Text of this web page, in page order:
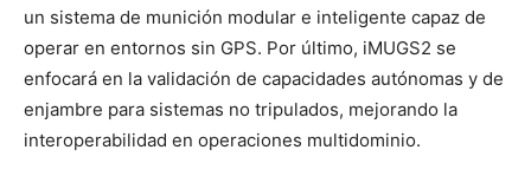
un sistema de munición modular e inteligente capaz de
operar en entornos sin GPS. Por último, iMUGS2 se
enfocará en la validación de capacidades autónomas y de
enjambre para sistemas no tripulados, mejorando la
interoperabilidad en operaciones multidominio.